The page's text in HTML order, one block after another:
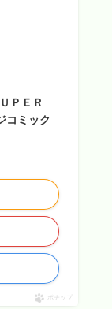
ＰＥＲ
コミック
ポチップ